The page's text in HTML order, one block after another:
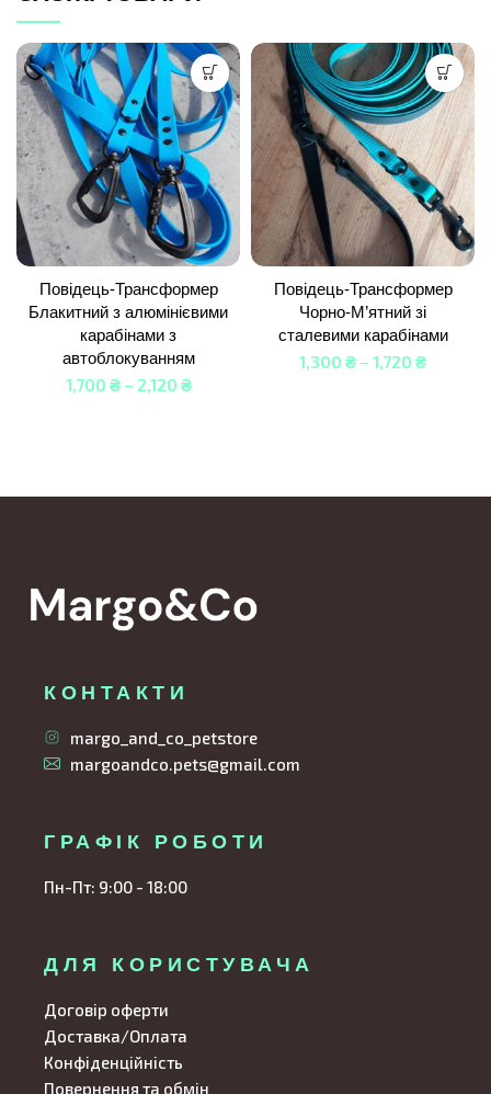
Повідець-Трансформер
Блакитний з алюмінієвими
карабінами з
автоблокуванням
1,700 ₴– 2,120 ₴
Повідець-Трансформер
Чорно-М’ятний зі
сталевими карабінами
1,300 ₴ – 1,720 ₴
КОНТАКТИ
margo_and_co_petstore
margoandco.pets@gmail.com
ГРАФІК РОБОТИ
Пн-Пт: 9:00 - 18:00
ДЛЯ КОРИСТУВАЧА
Договір оферти
Доставка/Оплата
Конфіденційність
Повернення та обмін